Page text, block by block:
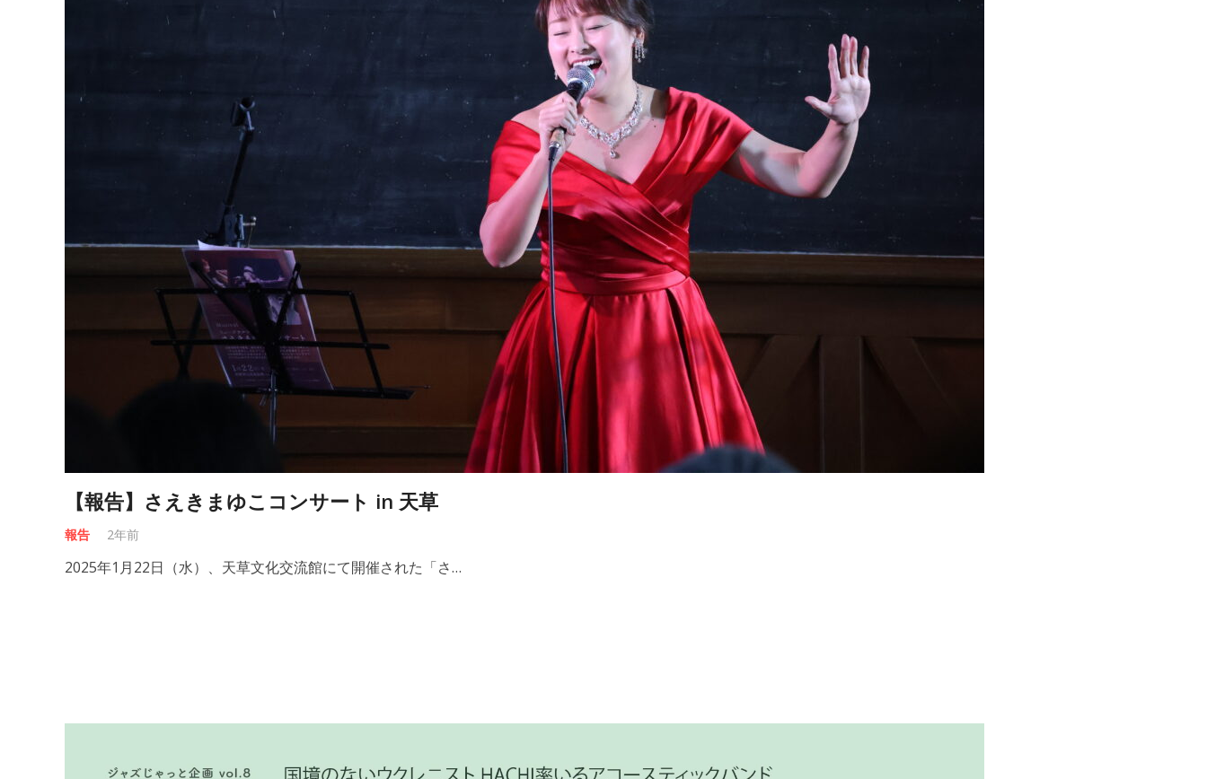
【報告】さえきまゆこコンサート in 天草
報告 2年前
2025年1月22日（水）、天草文化交流館にて開催された「さ…